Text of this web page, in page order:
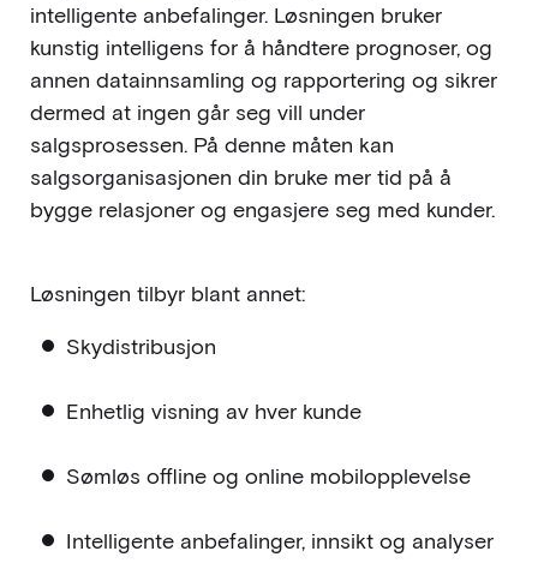
intelligente anbefalinger. Løsningen bruker
kunstig intelligens for å håndtere prognoser, og
annen datainnsamling og rapportering og sikrer
dermed at ingen går seg vill under
salgsprosessen. På denne måten kan
salgsorganisasjonen din bruke mer tid på å
bygge relasjoner og engasjere seg med kunder.
Løsningen tilbyr blant annet:
Skydistribusjon
Enhetlig visning av hver kunde
Sømløs offline og online mobilopplevelse
Intelligente anbefalinger, innsikt og analyser